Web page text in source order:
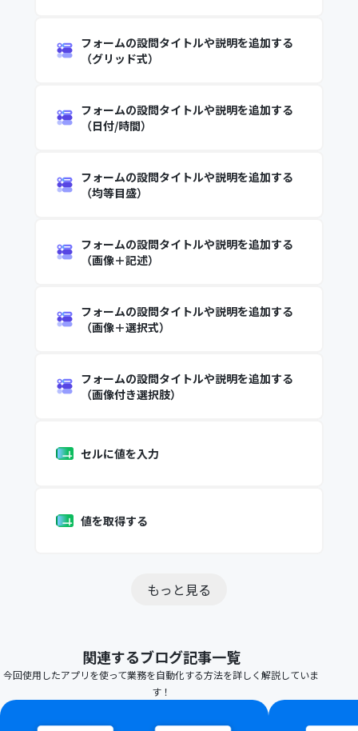
フォームの設問タイトルや説明を追加する
（グリッド式）
フォームの設問タイトルや説明を追加する
（日付/時間）
フォームの設問タイトルや説明を追加する
（均等目盛）
フォームの設問タイトルや説明を追加する
（画像＋記述）
フォームの設問タイトルや説明を追加する
（画像＋選択式）
フォームの設問タイトルや説明を追加する
（画像付き選択肢）
セルに値を入力
値を取得する
もっと見る
関連するブログ記事一覧
今回使用したアプリを使って業務を自動化する方法を詳しく解説していま
す！